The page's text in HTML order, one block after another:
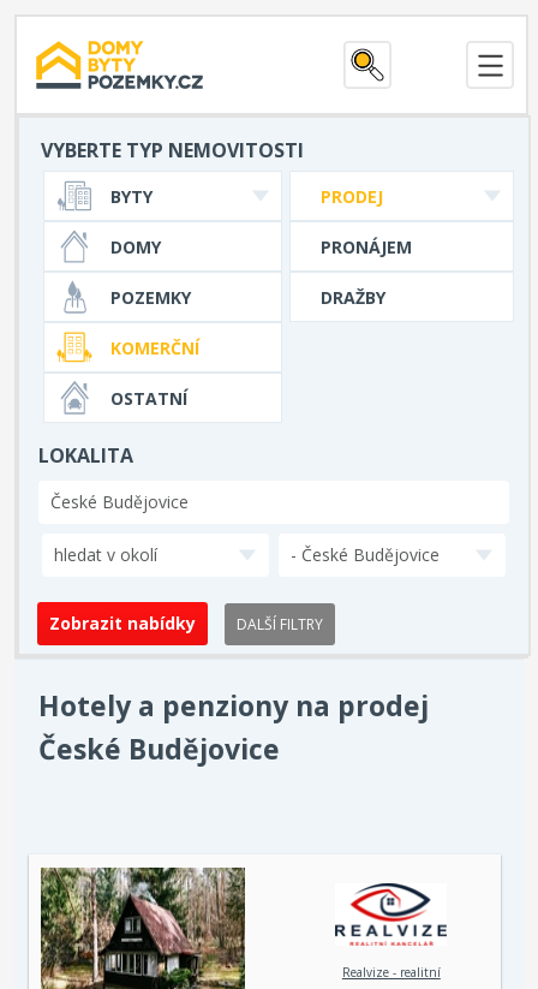
VYBERTE TYP NEMOVITOSTI
PRODEJ
PRONÁJEM
DRAŽBY
BYTY
DOMY
POZEMKY
KOMERČNÍ
OSTATNÍ
LOKALITA
hledat v okolí - České Budějovice
DALŠÍ FILTRY
Hotely a penziony na prodej
České Budějovice
Realvize - realitní